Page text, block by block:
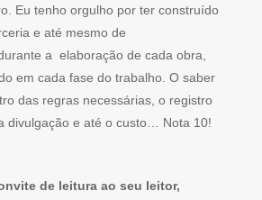
Eu tenho orgulho por ter construído
e até mesmo de
a elaboração de cada obra,
em cada fase do trabalho. O saber
das regras necessárias, o registro
divulgação e até o custo… Nota 10!
de leitura ao seu leitor,